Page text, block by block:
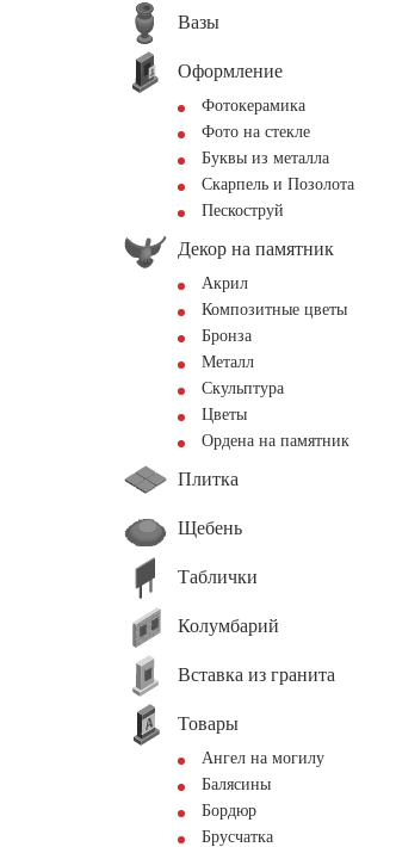
Вазы
Оформление
Фотокерамика
Фото на стекле
Буквы из металла
Скарпель и Позолота
Пескоструй
Декор на памятник
Акрил
Композитные цветы
Бронза
Металл
Скульптура
Цветы
Ордена на памятник
Плитка
Щебень
Таблички
Колумбарий
Вставка из гранита
Товары
Ангел на могилу
Балясины
Бордюр
Брусчатка